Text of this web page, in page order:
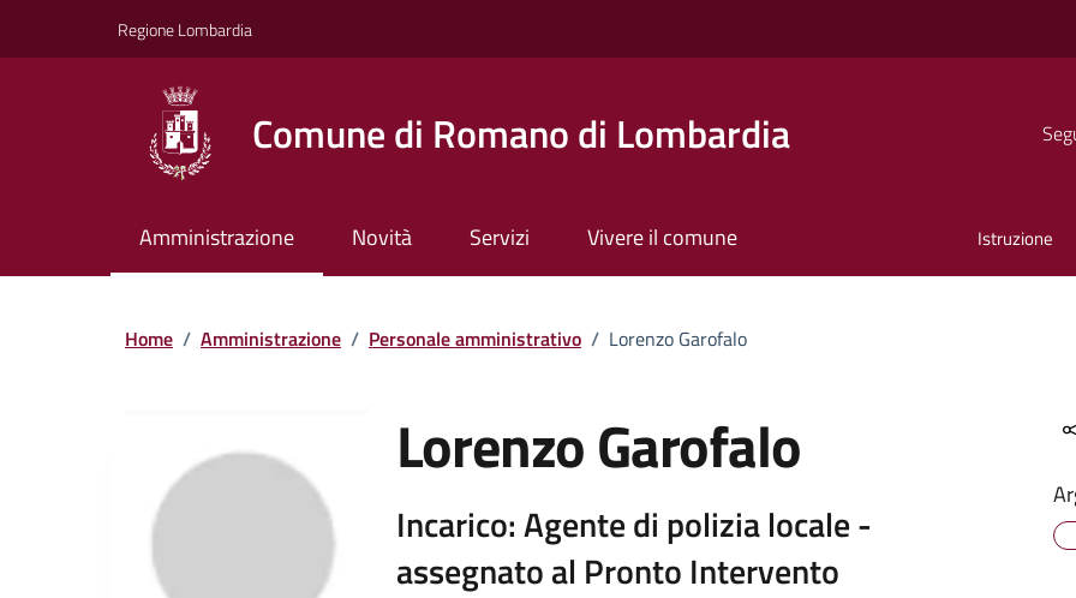
Regione Lombardia
Comune di Romano di Lombardia
Amministrazione Novità Servizi Vivere il comune Istruzione
Home / Amministrazione / Personale amministrativo / Lorenzo Garofalo
Lorenzo Garofalo
Incarico: Agente di polizia locale -
assegnato al Pronto Intervento